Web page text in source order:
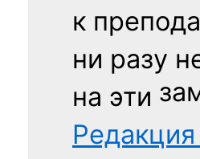
к
ни разу
на эти
Редакция